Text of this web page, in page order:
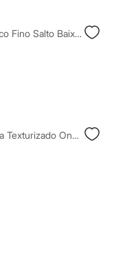
Tamanco De Verniz Bico Fino Salto Baixo Preto
Tamanco Tira Trançada Texturizado Oneself Marrom